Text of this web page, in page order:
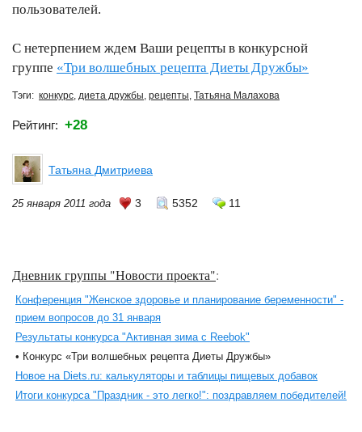
пользователей.
С нетерпением ждем Ваши рецепты в конкурсной
группе «Три волшебных рецепта Диеты Дружбы»
Тэги: конкурс, диета дружбы, рецепты, Татьяна Малахова
Рейтинг: +28
Татьяна Дмитриева
25 января 2011 года 3 5352 11
Дневник группы "Новости проекта":
Конференция "Женское здоровье и планирование беременности" -
прием вопросов до 31 января
Результаты конкурса "Активная зима с Reebok"
• Конкурс «Три волшебных рецепта Диеты Дружбы»
Новое на Diets.ru: калькуляторы и таблицы пищевых добавок
Итоги конкурса "Праздник - это легко!": поздравляем победителей!